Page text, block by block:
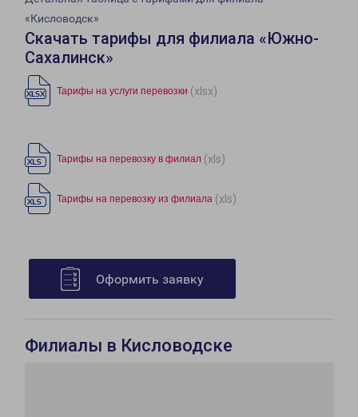
«Кисловодск»
Скачать тарифы для филиала «Южно-
Сахалинск»
Тарифы на услуги перевозки (xlsx)
Тарифы на перевозку в филиал (xls)
Тарифы на перевозку из филиала (xls)
Оформить заявку
Филиалы в Кисловодске